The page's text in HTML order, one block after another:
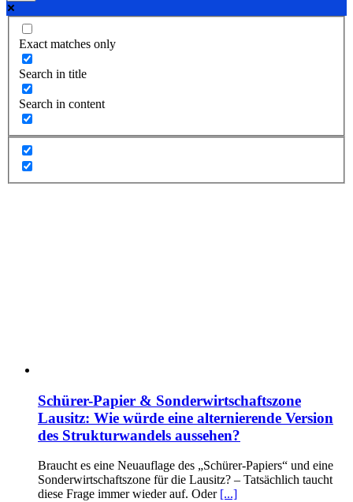
Exact matches only
Search in title
Search in content
Schürer-Papier & Sonderwirtschaftszone
Lausitz: Wie würde eine alternierende Version
des Strukturwandels aussehen?
Braucht es eine Neuauflage des „Schürer-Papiers“ und eine
Sonderwirtschaftszone für die Lausitz? – Tatsächlich taucht
diese Frage immer wieder auf. Oder [...]